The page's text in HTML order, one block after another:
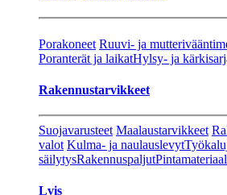
Porakoneet Ruuvi- ja
Poranterät ja laikatHylsy- ja
Rakennustarvikkeet
Suojavarusteet Maalaustarvikkeet
valot Kulma- ja naulauslevyt
säilytysRakennuspaljut
Lvis